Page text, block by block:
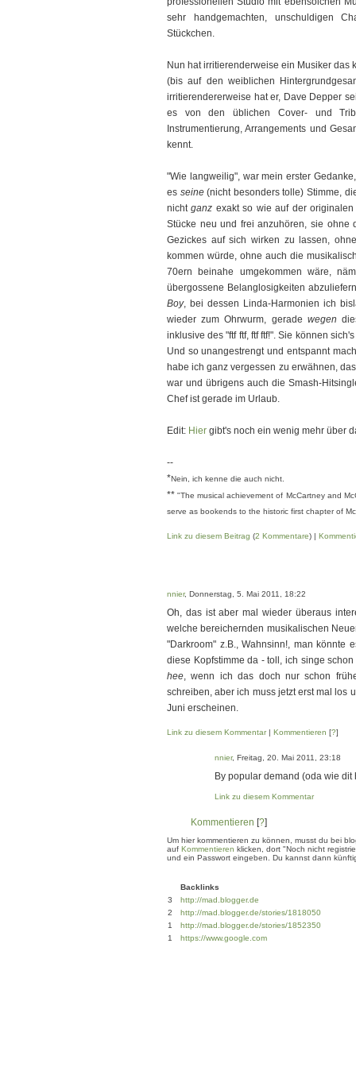
sehr handgemachten, unschuldigen
Stückchen.
Nun hat irritierenderweise ein Musiker das
(bis auf den weiblichen
irritierendererweise hat er, Dave Depper
es von den üblichen Cover- und
Instrumentierung, Arrangements und
kennt.
"Wie langweilig", war mein erster
es seine(nicht besonders tolle) Stimme,
nichtganz exakt so wie auf der
Stücke neu und frei anzuhören, sie ohne
Gezickes auf sich wirken zu lassen,
kommen würde, ohne auch die
70ern beinahe umgekommen wäre,
übergossene Belanglosigkeiten
Boy, bei dessen Linda-Harmonien ich
wieder zum Ohrwurm, gerade wegen
inklusive des "ftf ftf, ftf ftf!". Sie können sich's
Und so unangestrengt und entspannt
habe ich ganz vergessen zu erwähnen,
war und übrigens auch die Smash-
Chef ist gerade im Urlaub.
Edit: Hier gibt's noch ein wenig mehr über
--
*Nein, ich kenne die auch nicht.
**"The musical achievement of McCartney and
serve as bookends to the historic first chapter of
Link zu diesem Beitrag (2 Kommentare) |
nnier, Donnerstag, 5. Mai 2011, 18:22
Oh, das ist aber mal wieder überaus
welche bereichernden musikalischen
"Darkroom" z.B., Wahnsinn!, man könnte
diese Kopfstimme da - toll, ich singe
hee, wenn ich das doch nur schon
schreiben, aber ich muss jetzt erst mal los
Juni erscheinen.
Link zu diesem Kommentar| Kommentieren [?]
nnier, Freitag, 20. Mai 2011, 23:18
By popular demand (oda wie
Link zu diesem Kommentar
Kommentieren [?]
Um hier kommentieren zu können, musst du bei
auf Kommentieren klicken, dort "Noch nicht
und ein Passwort eingeben. Du kannst dann
Backlinks
3
http://mad.blogger.de
2
http://mad.blogger.de/stories/1818050
1
http://mad.blogger.de/stories/1852350
1
https://www.google.com